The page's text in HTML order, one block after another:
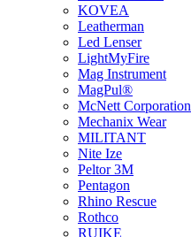
KOVEA
Leatherman
Led Lenser
LightMyFire
Mag Instrument
MagPul®
McNett Corporation
Mechanix Wear
MILITANT
Nite Ize
Peltor 3M
Pentagon
Rhino Rescue
Rothco
RUIKE